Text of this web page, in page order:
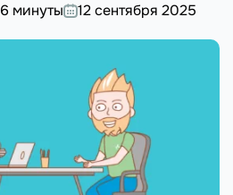
6 минуты 12 сентября 2025